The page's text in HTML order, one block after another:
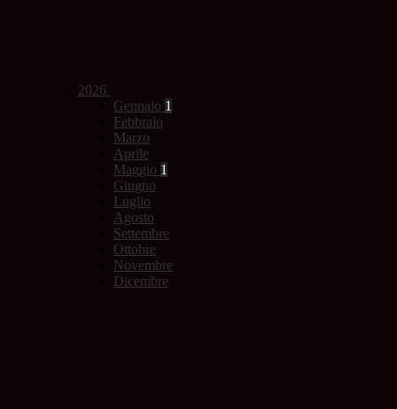
2026
Gennaio 1
Febbraio
Marzo
Aprile
Maggio 1
Giugno
Luglio
Agosto
Settembre
Ottobre
Novembre
Dicembre